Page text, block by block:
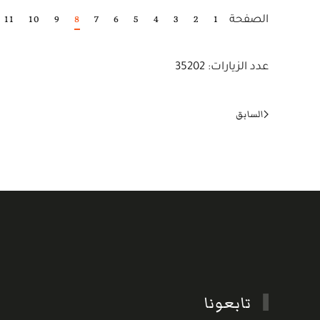
الصفحة 1
2
3
4
5
6
7
8
9
10
11
عدد الزيارات: 35202
السابق
تابعونا